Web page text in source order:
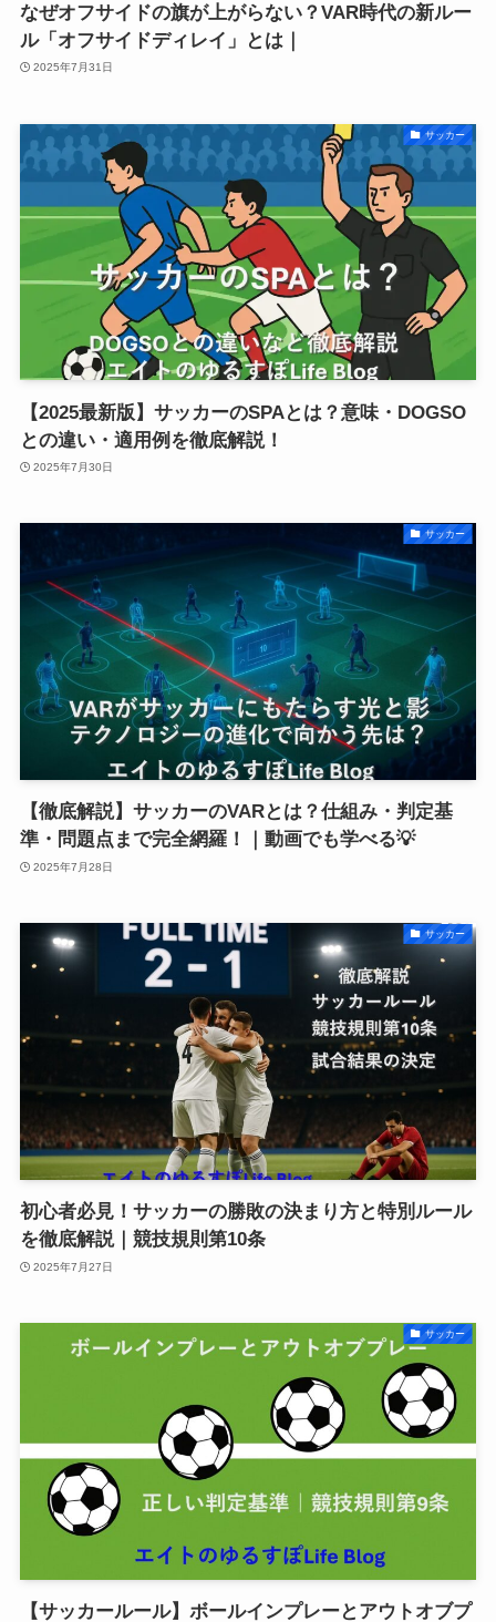
なぜオフサイドの旗が上がらない？VAR時代の新ルー
ル「オフサイドディレイ」とは｜
2025年7月31日
サッカー
【2025最新版】サッカーのSPAとは？意味・DOGSO
との違い・適用例を徹底解説！
2025年7月30日
サッカー
【徹底解説】サッカーのVARとは？仕組み・判定基
準・問題点まで完全網羅！｜動画でも学べる💡
2025年7月28日
サッカー
初心者必見！サッカーの勝敗の決まり方と特別ルール
を徹底解説｜競技規則第10条
2025年7月27日
サッカー
【サッカールール】ボールインプレーとアウトオブプ